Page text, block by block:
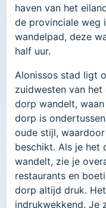
haven van het
de provinciale weg
wandelpad, deze
half uur.
Alonissos stad ligt
zuidwesten van het
dorp wandelt,
dorp is
oude stijl,
beschikt. Als je het
wandelt, zie je
restaurants en
dorp altijd druk.
indrukwekkend. Je